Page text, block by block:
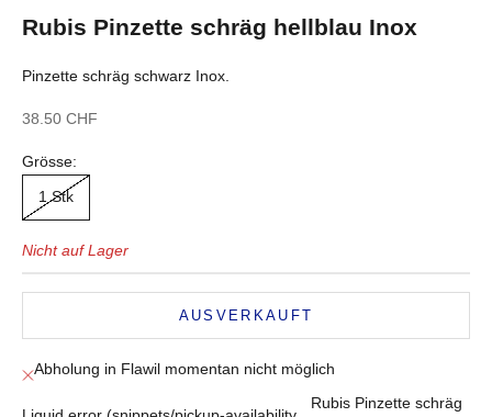
Rubis Pinzette schräg hellblau Inox
Pinzette schräg schwarz Inox.
Angebot
38.50 CHF
Grösse:
1 Stk
Nicht auf Lager
AUSVERKAUFT
Abholung in Flawil momentan nicht möglich
Rubis Pinzette schräg